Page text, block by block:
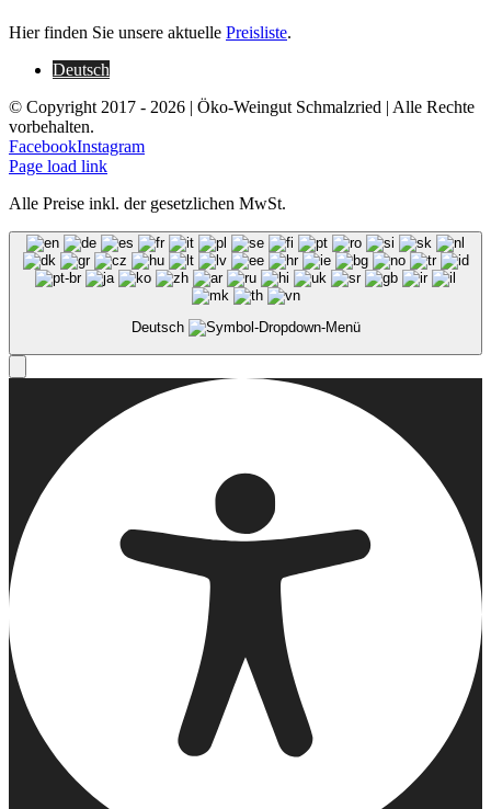
Hier finden Sie unsere aktuelle Preisliste.
Deutsch
© Copyright 2017 - 2026 | Öko-Weingut Schmalzried | Alle Rechte
vorbehalten.
FacebookInstagram
Page load link
Alle Preise inkl. der gesetzlichen MwSt.
Deutsch